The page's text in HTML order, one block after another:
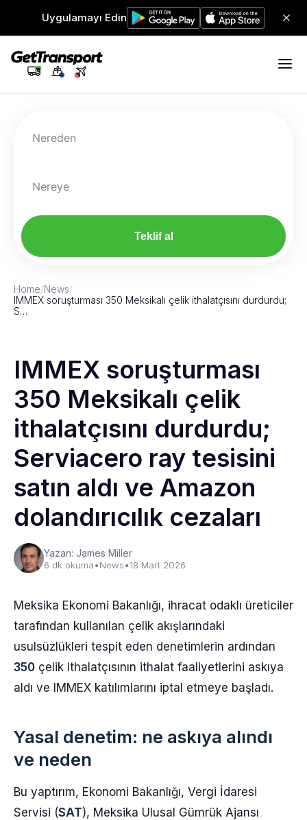
Uygulamayı Edin
Nereden
Nereye
Teklif al
Home/News/
IMMEX soruşturması 350 Meksikalı çelik ithalatçısını durdurdu;
S…
IMMEX soruşturması
350 Meksikalı çelik
ithalatçısını durdurdu;
Serviacero ray tesisini
satın aldı ve Amazon
dolandırıcılık cezaları
Yazan: James Miller
6 dk okuma•News•18 Mart 2026
Meksika Ekonomi Bakanlığı, ihracat odaklı üreticiler
tarafından kullanılan çelik akışlarındaki
usulsüzlükleri tespit eden denetimlerin ardından
350 çelik ithalatçısının ithalat faaliyetlerini askıya
aldı ve IMMEX katılımlarını iptal etmeye başladı.
Yasal denetim: ne askıya alındı
ve neden
Bu yaptırım, Ekonomi Bakanlığı, Vergi İdaresi
Servisi (SAT), Meksika Ulusal Gümrük Ajansı